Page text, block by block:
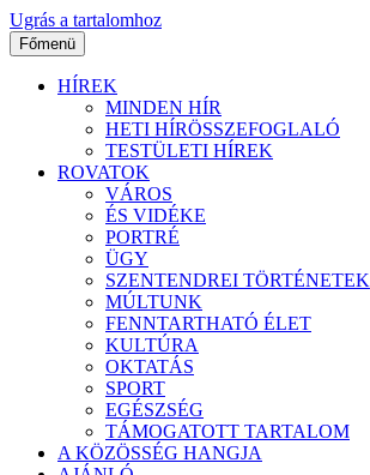
Ugrás a tartalomhoz
Főmenü
HÍREK
MINDEN HÍR
HETI HÍRÖSSZEFOGLALÓ
TESTÜLETI HÍREK
ROVATOK
VÁROS
ÉS VIDÉKE
PORTRÉ
ÜGY
SZENTENDREI TÖRTÉNETEK
MÚLTUNK
FENNTARTHATÓ ÉLET
KULTÚRA
OKTATÁS
SPORT
EGÉSZSÉG
TÁMOGATOTT TARTALOM
A KÖZÖSSÉG HANGJA